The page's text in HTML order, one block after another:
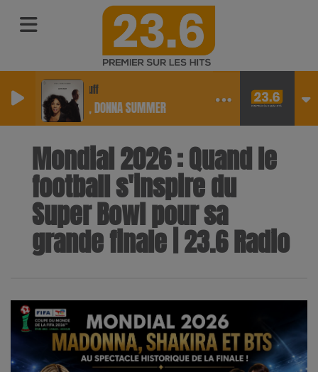
Hot Stuff
KYGO, DONNA SUMMER
Mondial 2026 : Quand le
football s'inspire du
Super Bowl pour sa
grande finale | 23.6 Radio